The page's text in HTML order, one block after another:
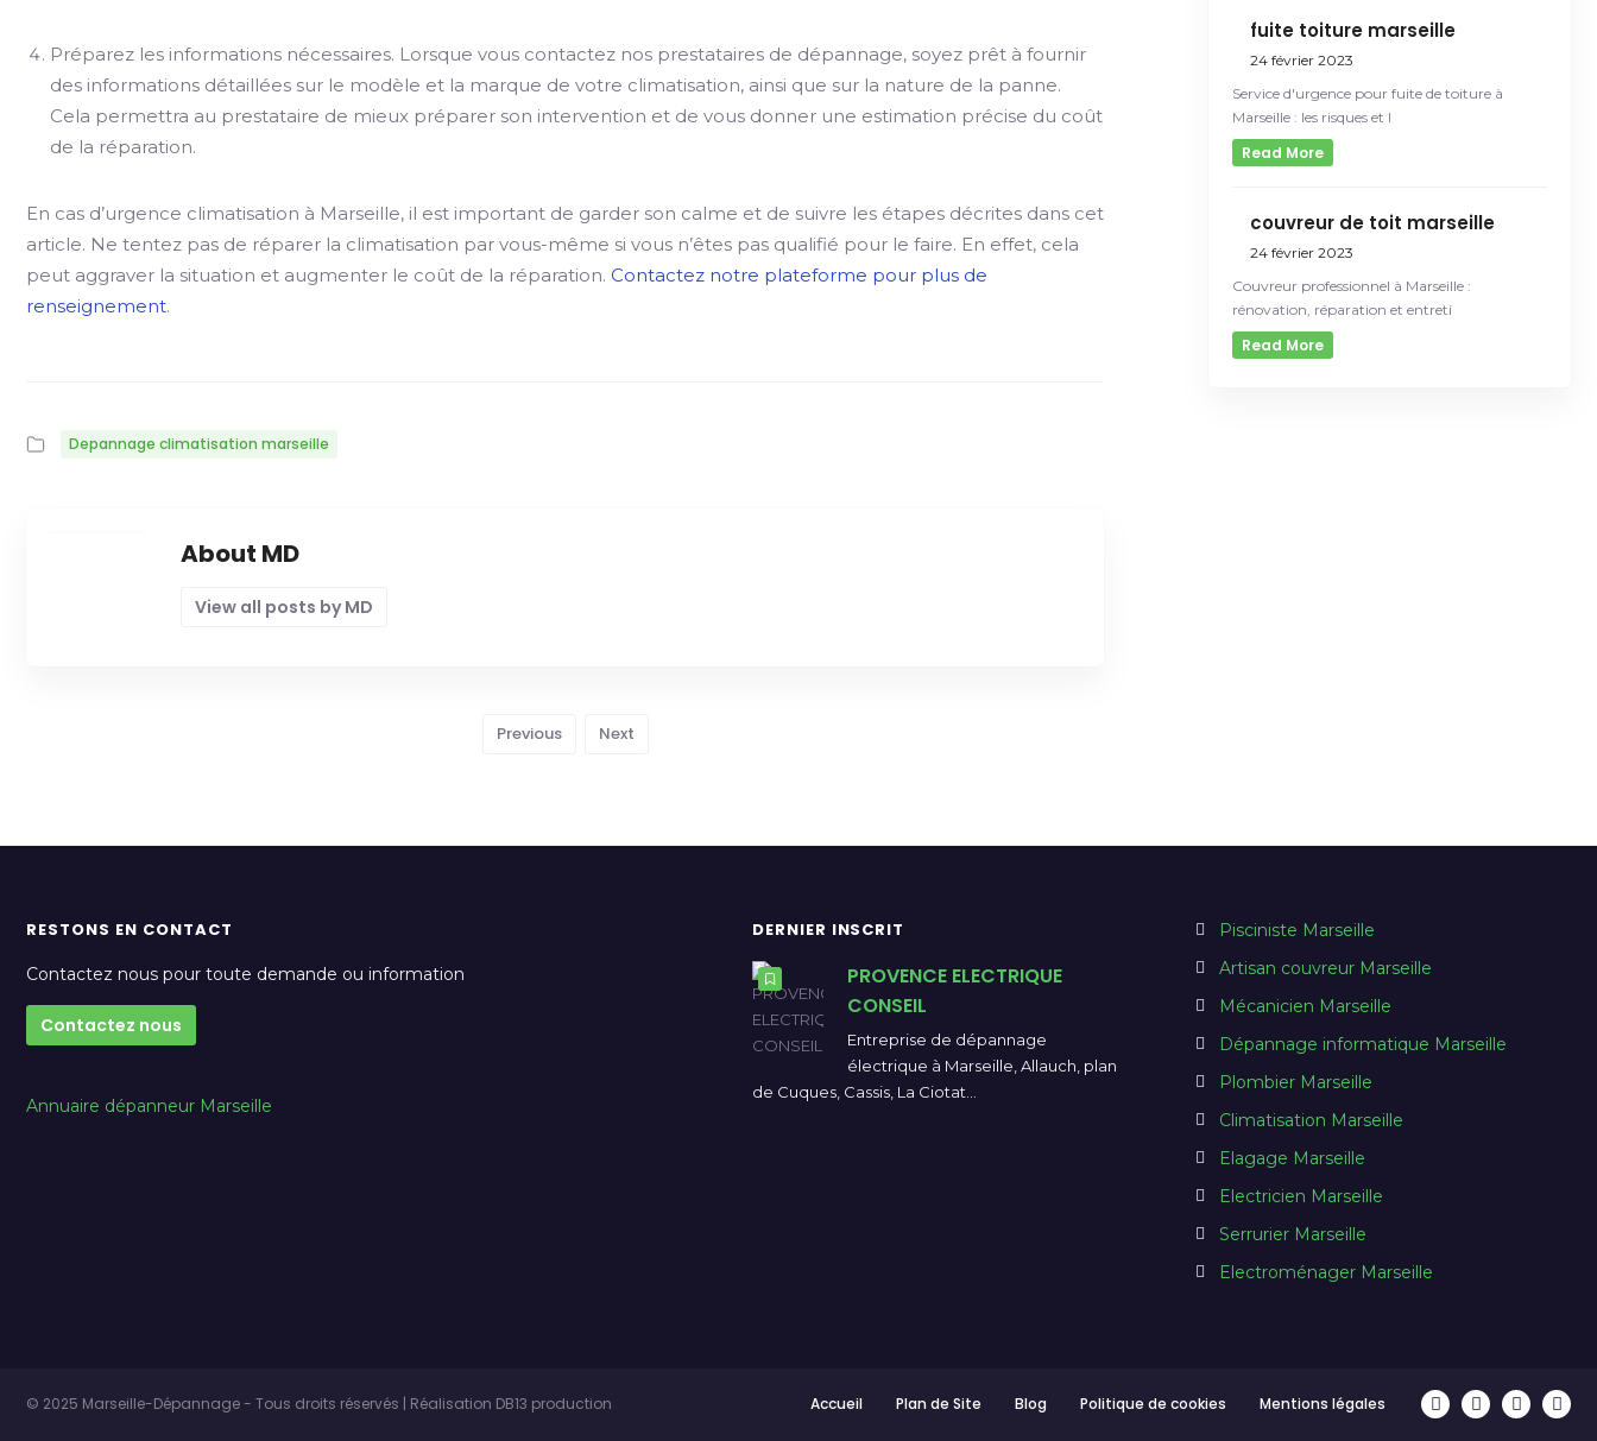
Préparez les informations nécessaires. Lorsque vous contactez nos prestataires de dépannage, soyez prêt à fournir
des informations détaillées sur le modèle et la marque de votre climatisation, ainsi que sur la nature de la panne.
Cela permettra au prestataire de mieux préparer son intervention et de vous donner une estimation précise du coût
de la réparation.
En cas d’urgence climatisation à Marseille, il est important de garder son calme et de suivre les étapes décrites dans cet
article. Ne tentez pas de réparer la climatisation par vous-même si vous n’êtes pas qualifié pour le faire. En effet, cela
peut aggraver la situation et augmenter le coût de la réparation. Contactez notre plateforme pour plus de
renseignement.
Depannage climatisation marseille
About MD
View all posts by MD
Previous Next
fuite toiture marseille
24 février 2023
Service d'urgence pour fuite de toiture à
Marseille : les risques et l
Read More
couvreur de toit marseille
24 février 2023
Couvreur professionnel à Marseille :
rénovation, réparation et entreti
Read More
RESTONS EN CONTACT
Contactez nous pour toute demande ou information
Contactez nous
Annuaire dépanneur Marseille
DERNIER INSCRIT
PROVENCE ELECTRIQUE
CONSEIL
Entreprise de dépannage
électrique à Marseille, Allauch, plan
de Cuques, Cassis, La Ciotat…
Pisciniste Marseille
Artisan couvreur Marseille
Mécanicien Marseille
Dépannage informatique Marseille
Plombier Marseille
Climatisation Marseille
Elagage Marseille
Electricien Marseille
Serrurier Marseille
Electroménager Marseille
Accueil Plan de Site Blog Politique de cookies Mentions légales
© 2025 Marseille-Dépannage - Tous droits réservés | Réalisation DB13 production